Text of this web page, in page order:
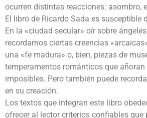
ocurren distintas reacciones: asombro,
El libro de Ricardo Sada es susceptible
En la «ciudad secular» oír sobre
recordarnos ciertas creencias
una «fe madura» o, bien, piezas de
temperamentos románticos que añoran
imposibles. Pero también puede
en su creación.
Los textos que integran este libro
ofrecer al lector criterios confiables que